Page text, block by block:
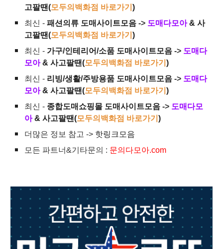
고팔땐(모두의백화점 바로가기)
최신 -패션의류 도매사이트모음 -> 도매다모아 & 사
고팔땐(모두의백화점 바로가기)
최신 - 가구/인테리어/소품 도매사이트모음 -> 도매다
모아 & 사고팔땐(모두의백화점 바로가기)
최신 - 리빙/생활/주방용품 도매사이트모음 -> 도매다
모아 & 사고팔땐(모두의백화점 바로가기)
최신 - 종합도매쇼핑몰 도매사이트모음 -> 도매다모
아 & 사고팔땐(모두의백화점 바로가기)
더많은 정보 참고 -> 핫링크모음
모든 파트너&기타문의 : 문의다모아.com